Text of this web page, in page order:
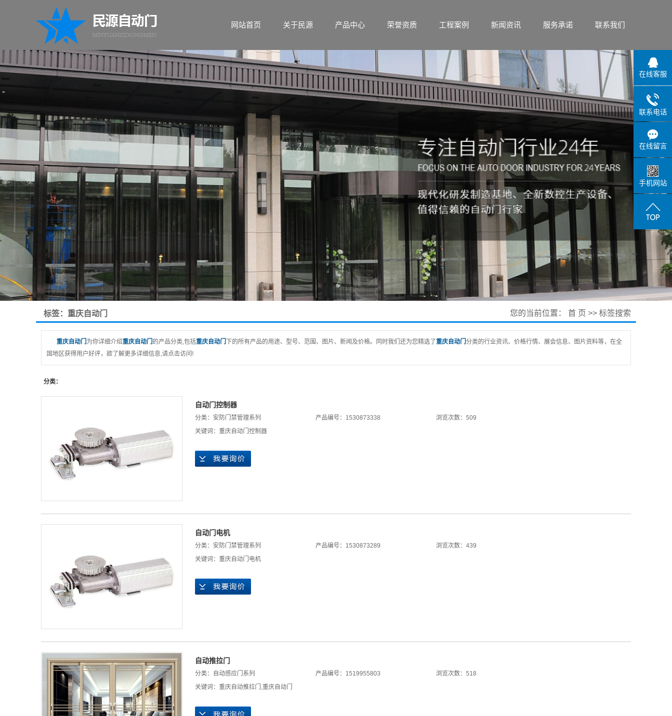
网站首页 关于民源
公司简介
联系我们
产品中心
自动感应门系
列
自动旋转门系
列
超大易推门系
列
智能通道门控
系列
安防门禁管理
福瑞斯自动平
荣誉资质
荣誉资质
营业执照
工程案例
客户案例
新闻资讯
公司新闻
行业新闻
疑难解答
服务承诺
服务承诺
服务流程
联系我们
标签：重庆自动门 您的当前位置： 首 页 >> 标签搜索
重庆自动门 为你详细介绍重庆自动门 的产品分类,包括重庆自动门 下的所有产品的用途、型号、范围、图片、新闻及价格。同时我们还为您精选了重庆自动门 分类的行业资讯、价格行情、展会信息、图片资料等，在全
国地区获得用户好评，欲了解更多详细信息,请点击访问!
分类：
自动门控制器
分类： 安防门禁管理系列 产品编号：1530873338
浏览次数：509
关键词： 重庆自动门控制器
自动门电机
分类： 安防门禁管理系列 产品编号：1530873289
浏览次数：439
关键词： 重庆自动门电机
自动推拉门
分类： 自动感应门系列 产品编号：1519955803
浏览次数：518
关键词： 重庆自动推拉门 重庆自动门
在线客服
联系电话
在线留言
手机网站